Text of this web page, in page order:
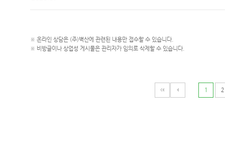
※ 온라인 상담은 (주)벽산에 관련된 내용만 접수할 수 있습니다.
※ 비방글이나 상업성 게시물은 관리자가 임의로 삭제할 수 있습니다.
1 2